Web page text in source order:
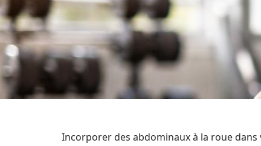
Incorporer des abdominaux à la roue